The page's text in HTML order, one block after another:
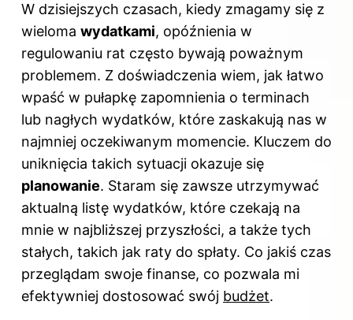
W dzisiejszych czasach, kiedy zmagamy się z
wieloma wydatkami, opóźnienia w
regulowaniu rat często bywają poważnym
problemem. Z doświadczenia wiem, jak łatwo
wpaść w pułapkę zapomnienia o terminach
lub nagłych wydatków, które zaskakują nas w
najmniej oczekiwanym momencie. Kluczem do
uniknięcia takich sytuacji okazuje się
planowanie. Staram się zawsze utrzymywać
aktualną listę wydatków, które czekają na
mnie w najbliższej przyszłości, a także tych
stałych, takich jak raty do spłaty. Co jakiś czas
przeglądam swoje finanse, co pozwala mi
efektywniej dostosować swój budżet.